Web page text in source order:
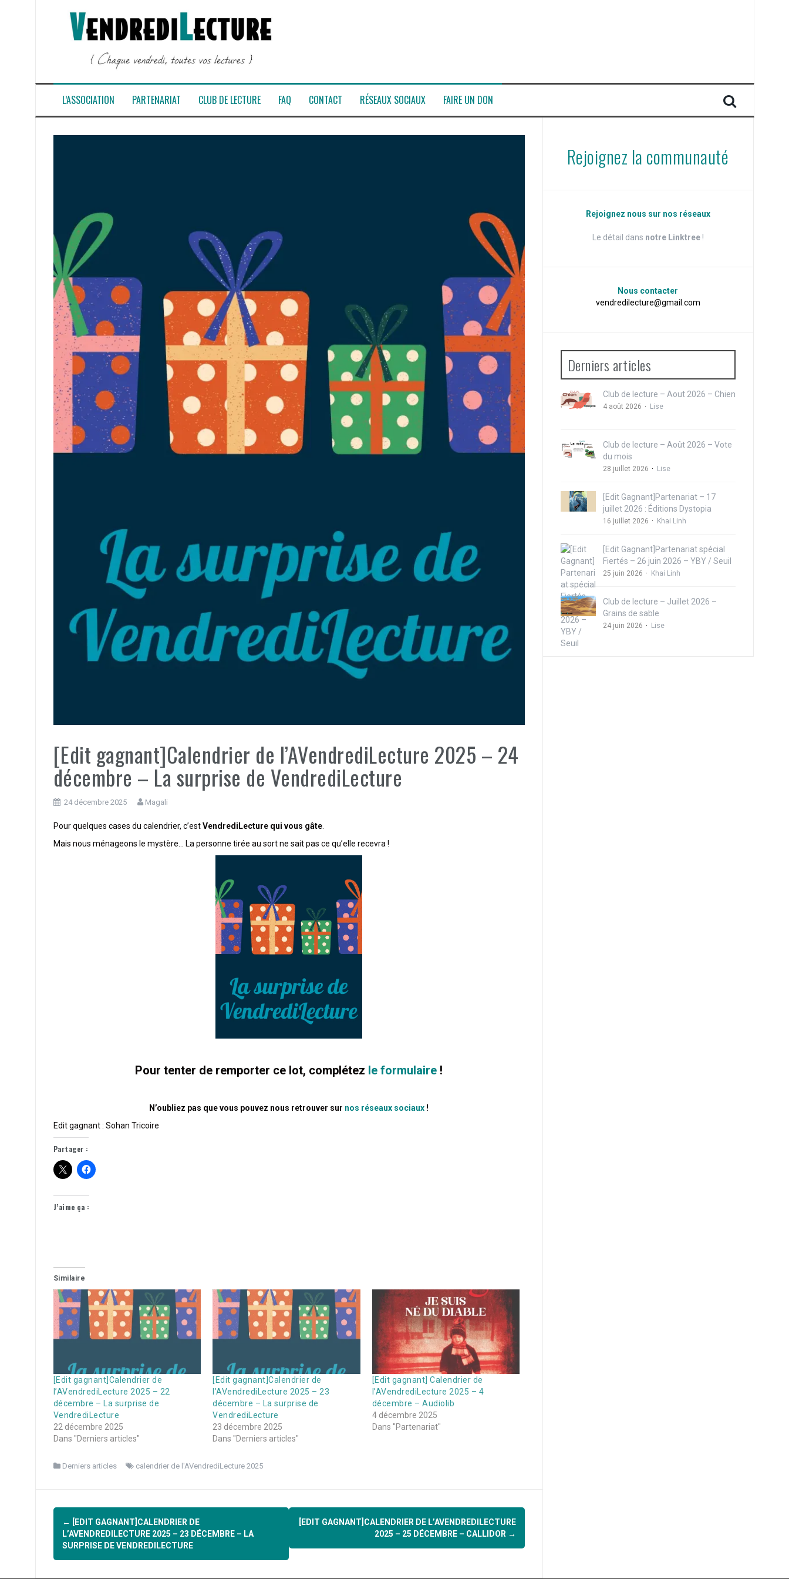
L’ASSOCIATION PARTENARIAT CLUB DE LECTURE FAQ CONTACT RÉSEAUX SOCIAUX FAIRE UN DON
[Edit gagnant]Calendrier de l’AVendrediLecture 2025 – 24
décembre – La surprise de VendrediLecture
24 décembre 2025 Magali
Pour quelques cases du calendrier, c’estVendrediLecture qui vous gâte.
Mais nous ménageons le mystère… La personne tirée au sort ne sait pas ce qu’elle recevra !
Pour tenter de remporter ce lot, complétez le formulaire !
N’oubliez pas que vous pouvez nous retrouver sur nos réseaux sociaux !
Edit gagnant : Sohan Tricoire
Partager :
J’aime ça :
Similaire
[Edit gagnant]Calendrier de
l’AVendrediLecture 2025 – 22
décembre – La surprise de
VendrediLecture
22 décembre 2025
Dans "Derniers articles"
[Edit gagnant]Calendrier de
l’AVendrediLecture 2025 – 23
décembre – La surprise de
VendrediLecture
23 décembre 2025
Dans "Derniers articles"
[Edit gagnant] Calendrier de
l’AVendrediLecture 2025 – 4
décembre – Audiolib
4 décembre 2025
Dans "Partenariat"
Derniers articles calendrier de l'AVendrediLecture 2025
Navigation
d'article
← [EDIT GAGNANT]CALENDRIER DE
L’AVENDREDILECTURE 2025 – 23 DÉCEMBRE – LA
SURPRISE DE VENDREDILECTURE
[EDIT GAGNANT]CALENDRIER DE L’AVENDREDILECTURE
2025 – 25 DÉCEMBRE – CALLIDOR →
Rejoignez la communauté
Rejoignez nous sur nos réseaux
Le détail dans notre Linktree!
Nous contacter
vendredilecture@gmail.com
Derniers articles
Club de lecture – Aout 2026 – Chien
4 août 2026 Lise
Club de lecture – Août 2026 – Vote
du mois
28 juillet 2026 Lise
[Edit Gagnant]Partenariat – 17
juillet 2026 : Éditions Dystopia
16 juillet 2026 Khai Linh
[Edit Gagnant]Partenariat spécial
Fiertés – 26 juin 2026 – YBY / Seuil
25 juin 2026 Khai Linh
Club de lecture – Juillet 2026 –
Grains de sable
24 juin 2026 Lise